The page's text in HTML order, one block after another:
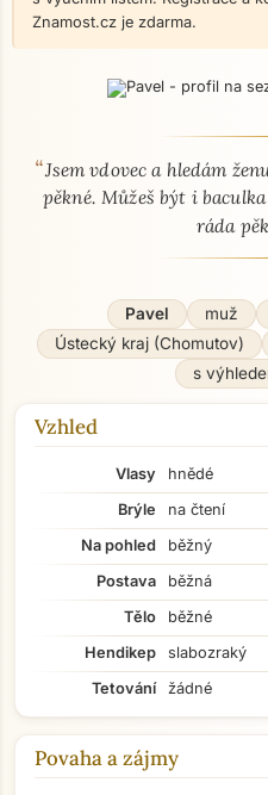
Znamost.cz je zdarma.
O mně - seznamka profil
“Jsem vdovec a hledám
pěkné. Můžeš být i
ráda
Pavel muž
Ústecký kraj (Chomutov)
s
Vzhled
Vlasy
hnědé
Brýle
na čtení
Na pohled
běžný
Postava
běžná
Tělo
běžné
Hendikep
slabozraký
Tetování
žádné
Povaha a zájmy